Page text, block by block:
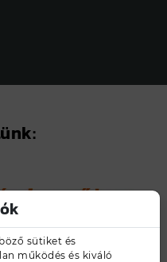
sütiket és
működés és kiváló